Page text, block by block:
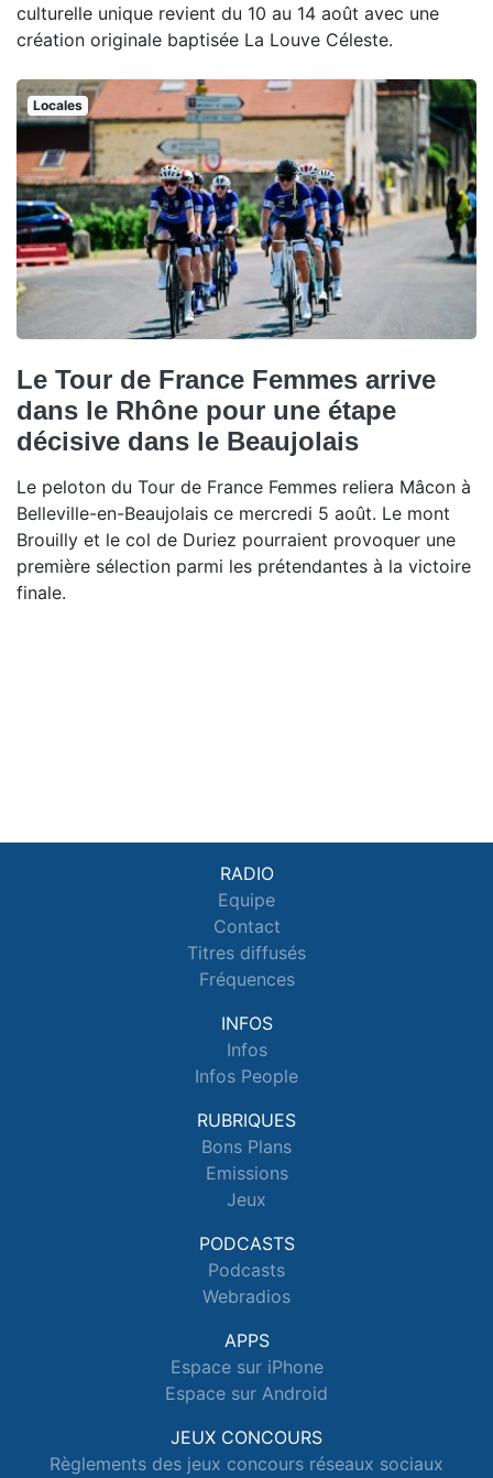
culturelle unique revient du 10 au 14 août avec une
création originale baptisée La Louve Céleste.
Locales
Le Tour de France Femmes arrive
dans le Rhône pour une étape
décisive dans le Beaujolais
Le peloton du Tour de France Femmes reliera Mâcon à
Belleville-en-Beaujolais ce mercredi 5 août. Le mont
Brouilly et le col de Duriez pourraient provoquer une
première sélection parmi les prétendantes à la victoire
finale.
RADIO
Equipe
Contact
Titres diffusés
Fréquences
INFOS
Infos
Infos People
RUBRIQUES
Bons Plans
Emissions
Jeux
PODCASTS
Podcasts
Webradios
APPS
Espace sur iPhone
Espace sur Android
JEUX CONCOURS
Règlements des jeux concours réseaux sociaux